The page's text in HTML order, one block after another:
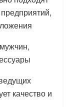
качество и